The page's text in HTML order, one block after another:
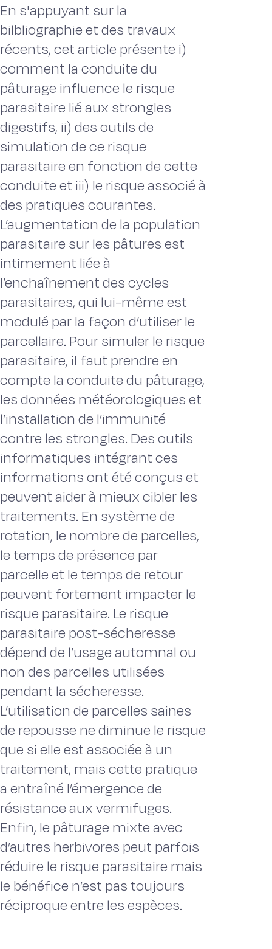
En s'appuyant sur la
bilbliographie et des travaux
récents, cet article présente i)
comment la conduite du
pâturage influence le risque
parasitaire lié aux strongles
digestifs, ii) des outils de
simulation de ce risque
parasitaire en fonction de cette
conduite et iii) le risque associé à
des pratiques courantes.
L’augmentation de la population
parasitaire sur les pâtures est
intimement liée à
l’enchaînement des cycles
parasitaires, qui lui-même est
modulé par la façon d’utiliser le
parcellaire. Pour simuler le risque
parasitaire, il faut prendre en
compte la conduite du pâturage,
les données météorologiques et
l’installation de l’immunité
contre les strongles. Des outils
informatiques intégrant ces
informations ont été conçus et
peuvent aider à mieux cibler les
traitements. En système de
rotation, le nombre de parcelles,
le temps de présence par
parcelle et le temps de retour
peuvent fortement impacter le
risque parasitaire. Le risque
parasitaire post-sécheresse
dépend de l’usage automnal ou
non des parcelles utilisées
pendant la sécheresse.
L’utilisation de parcelles saines
de repousse ne diminue le risque
que si elle est associée à un
traitement, mais cette pratique
a entraîné l’émergence de
résistance aux vermifuges.
Enfin, le pâturage mixte avec
d’autres herbivores peut parfois
réduire le risque parasitaire mais
le bénéfice n’est pas toujours
réciproque entre les espèces.